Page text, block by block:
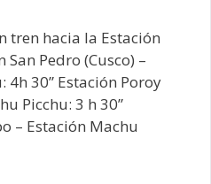
tren hacia la Estación
Pedro (Cusco) –
4h 30” Estación Poroy
Picchu: 3 h 30”
– Estación Machu